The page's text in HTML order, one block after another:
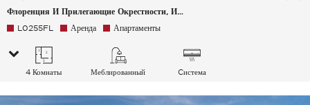
Флоренция И Прилегающие Окрестности, Италия
L0255FL Аренда Апартаменты
4 Комнаты Меблированный
Cистема